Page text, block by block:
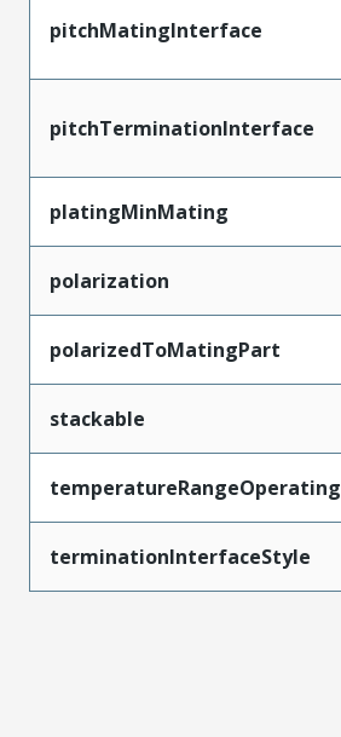
pitchMatingInterface
pitchTerminationInterface
platingMinMating
polarization
polarizedToMatingPart
stackable
temperatureRangeOperating
terminationInterfaceStyle